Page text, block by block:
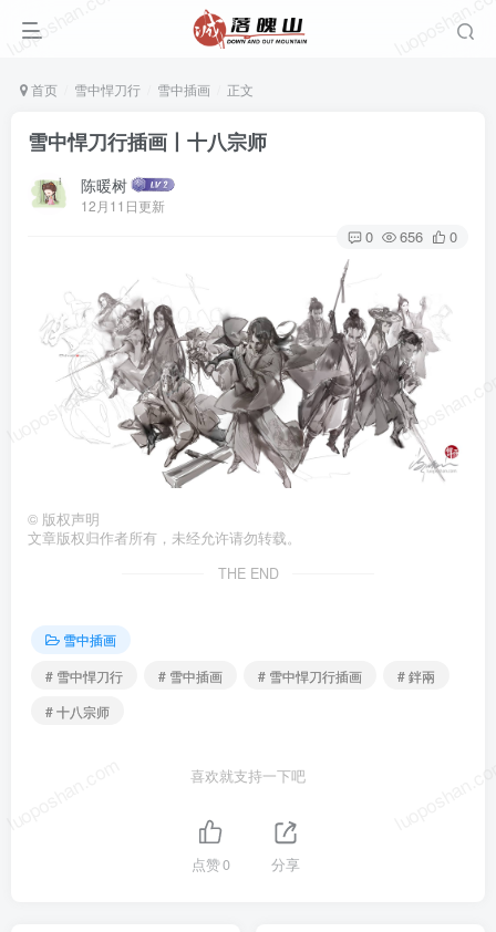
首页 雪中悍刀行 雪中插画 正文
雪中悍刀行插画丨十八宗师
陈暖树
12月11日更新
0 656 0
luoposhan.com
luoposhan.com
© 版权声明
文章版权归作者所有，未经允许请勿转载。
THE END
雪中插画
# 雪中悍刀行
# 雪中插画 # 雪中悍刀行插画
# 鉡兩
# 十八宗师
喜欢就支持一下吧
点赞0 分享